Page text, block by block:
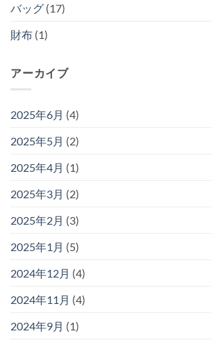
バッグ (17)
財布 (1)
アーカイブ
2025年6月 (4)
2025年5月 (2)
2025年4月 (1)
2025年3月 (2)
2025年2月 (3)
2025年1月 (5)
2024年12月 (4)
2024年11月 (4)
2024年9月 (1)